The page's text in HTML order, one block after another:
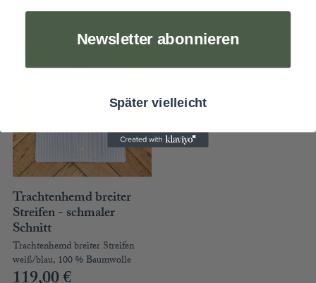
Trachtenhemd breiter
Streifen - schmaler
Schnitt
Trachtenhemd breiter Streifen
weiß/blau, 100 % Baumwolle
Newsletter abonnieren
Später vielleicht